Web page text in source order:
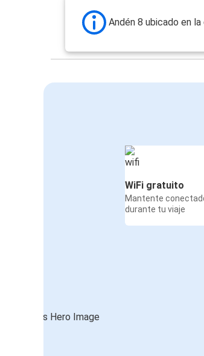
Andén 8 ubicado en
WiFi gratuito
Mantente
durante tu viaje